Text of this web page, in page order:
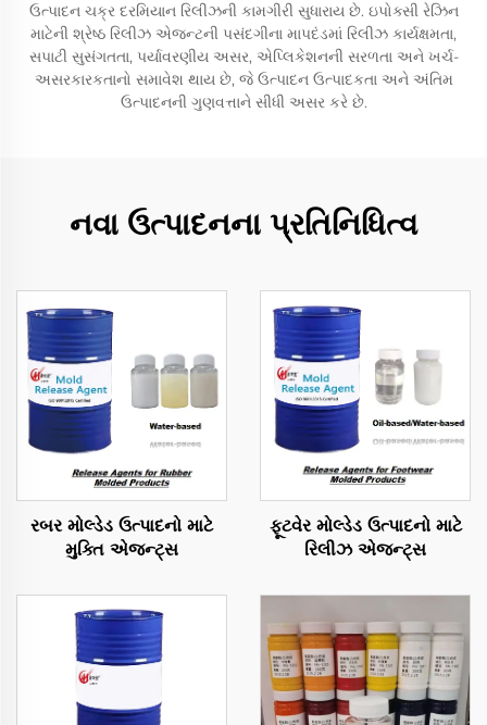
ઉત્પાદન ચક્ર દરમિયાન રિલીઝની કામગીરી સુધારાય છે. ઇપોક્સી રેઝિન
માટેની શ્રેષ્ઠ રિલીઝ એજન્ટની પસંદગીના માપદંડમાં રિલીઝ કાર્યક્ષમતા,
સપાટી સુસંગતતા, પર્યાવરણીય અસર, એપ્લિકેશનની સરળતા અને ખર્ચ-
અસરકારકતાનો સમાવેશ થાય છે, જે ઉત્પાદન ઉત્પાદકતા અને અંતિમ
ઉત્પાદનની ગુણવત્તાને સીધી અસર કરે છે.
નવા ઉત્પાદનના પ્રતિનિધિત્વ
રબર મોલ્ડેડ ઉત્પાદનો માટે
મુક્તિ એજન્ટ્સ
ફૂટવેર મોલ્ડેડ ઉત્પાદનો માટે
રિલીઝ એજન્ટ્સ